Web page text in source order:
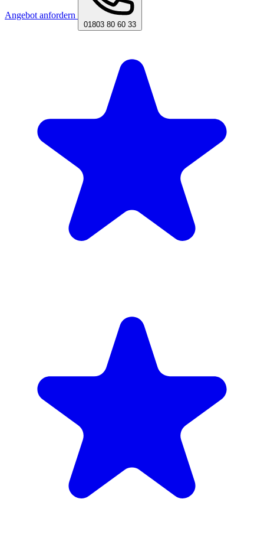
Angebot anfordern
01803 80 60 33